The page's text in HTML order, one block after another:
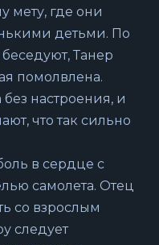
мету, где они
детьми. По
Танер
помолвлена.
настроения, и
что так сильно
в сердце с
самолета. Отец
со взрослым
следует